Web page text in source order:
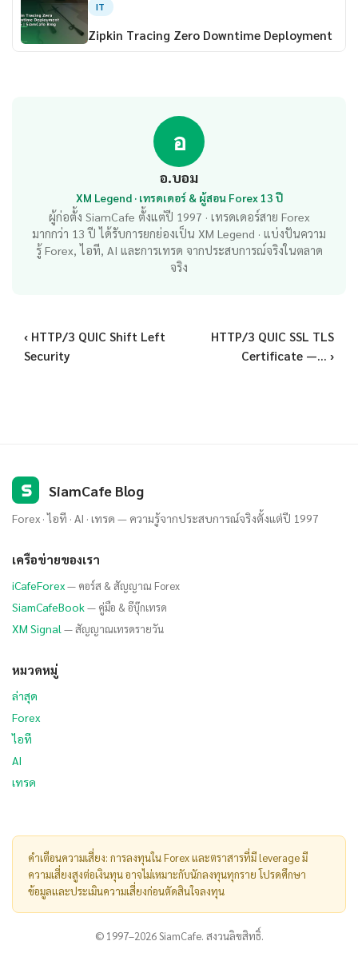
IT
Zipkin Tracing Zero Downtime Deployment
อ
อ.บอม
XM Legend · เทรดเดอร์ & ผู้สอน Forex 13 ปี
ผู้ก่อตั้ง SiamCafe ตั้งแต่ปี 1997 · เทรดเดอร์สาย Forex
มากกว่า 13 ปี ได้รับการยกย่องเป็น XM Legend · แบ่งปันความ
รู้ Forex, ไอที, AI และการเทรด จากประสบการณ์จริงในตลาด
จริง
‹ HTTP/3 QUIC Shift Left
Security
HTTP/3 QUIC SSL TLS
Certificate —... ›
S SiamCafe Blog
Forex · ไอที · AI · เทรด — ความรู้จากประสบการณ์จริงตั้งแต่ปี 1997
เครือข่ายของเรา
iCafeForex— คอร์ส & สัญญาณ Forex
SiamCafeBook— คู่มือ & อีบุ๊กเทรด
XM Signal — สัญญาณเทรดรายวัน
หมวดหมู่
ล่าสุด
Forex
ไอที
AI
เทรด
คำเตือนความเสี่ยง: การลงทุนใน Forex และตราสารที่มี leverage มี
ความเสี่ยงสูงต่อเงินทุน อาจไม่เหมาะกับนักลงทุนทุกราย โปรดศึกษา
ข้อมูลและประเมินความเสี่ยงก่อนตัดสินใจลงทุน
© 1997–2026 SiamCafe. สงวนลิขสิทธิ์.